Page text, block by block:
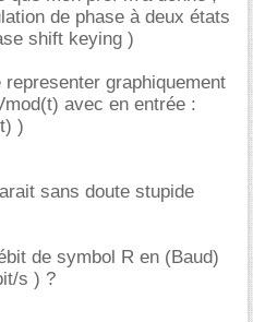
de phase à deux états
shift keying )
graphiquement
avec en entrée :
)
sans doute stupide
de symbol R en (Baud)
s ) ?